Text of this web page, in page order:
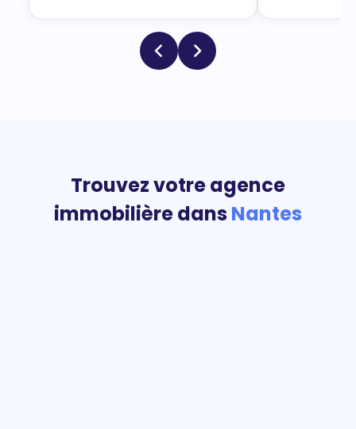
Trouvez votre agence
immobilière dansNantes